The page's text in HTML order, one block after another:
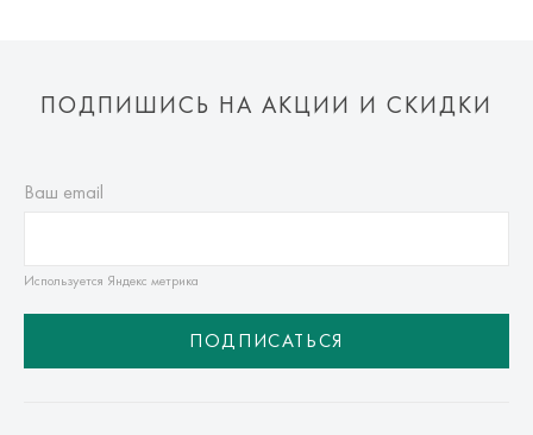
ПОДПИШИСЬ НА АКЦИИ И СКИДКИ
Ваш email
Используется Яндекс метрика
ПОДПИСАТЬСЯ